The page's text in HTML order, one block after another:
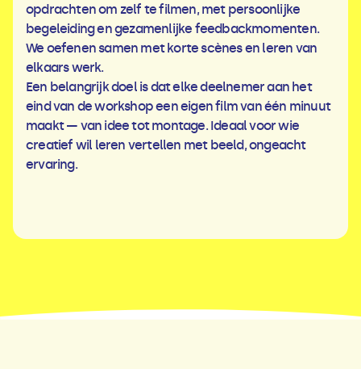
opdrachten om zelf te filmen, met persoonlijke
begeleiding en gezamenlijke feedbackmomenten.
We oefenen samen met korte scènes en leren van
elkaars werk.
Een belangrijk doel is dat elke deelnemer aan het
eind van de workshop een eigen film van één minuut
maakt — van idee tot montage. Ideaal voor wie
creatief wil leren vertellen met beeld, ongeacht
ervaring.